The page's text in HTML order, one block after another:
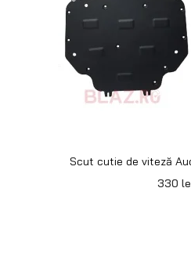
Scut cutie de viteză
330